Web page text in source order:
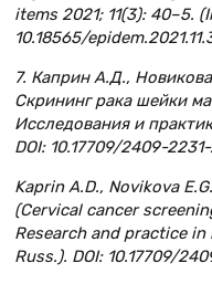
items 2021; 11(3): 40–5.
10.18565/
7. Каприн А.Д.,
Скрининг рака шейки
Исследования и
DOI: 10.17709/2409-
Kaprin A.D., Novikova
(Cervical cancer
Research and practice in
Russ.). DOI: 10.17709/